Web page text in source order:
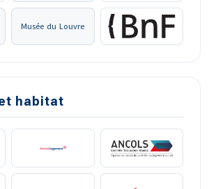
Musée du Louvre
habitat